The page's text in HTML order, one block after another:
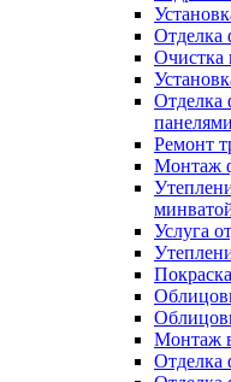
Отделка
Очистка
Отделка
панелями
Ремонт
Монтаж
Услуга
Монтаж
Отделка